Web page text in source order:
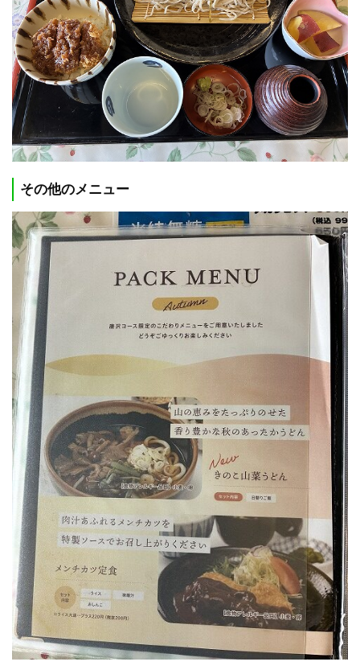
その他のメニュー